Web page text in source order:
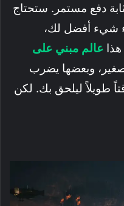
دفع مستمر. ستحتاج
شيء أفضل لك،
عالم مبني على
وبعضها يضرب
طويلاً ليلحق بك. لكن